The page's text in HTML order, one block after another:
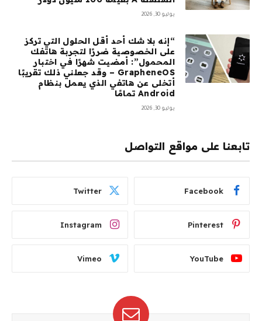
يوليو 30, 2026
“إنه بلا شك أحد أقل الحلول التي تركز
على الخصوصية ضررًا لتجربة هاتفك
المحمول”: أمضيت شهرًا في اختبار
GrapheneOS – وقد جعلني ذلك تقريبًا
أتخلى عن هاتفي الذي يعمل بنظام
Android تمامًا
يوليو 30, 2026
تابعنا على مواقع التواصل
Facebook
Twitter
Pinterest
Instagram
YouTube
Vimeo